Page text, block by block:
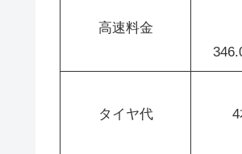
高速料金
タイヤ代